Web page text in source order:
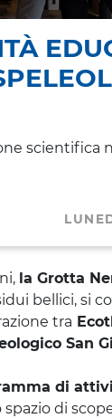
scientifica
la Grotta
bellici, si
tra
San
di
di